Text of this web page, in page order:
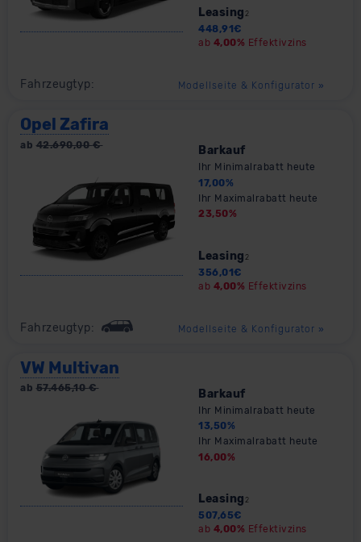
Leasing 2
448,91 €
ab 4,00% Effektivzins
Fahrzeugtyp: Modellseite & Konfigurator »
Opel Zafira
ab 42.690,00€ Barkauf
Ihr Minimalrabatt heute
17,00%
Ihr Maximalrabatt heute
23,50%
Leasing 2
356,01€
ab 4,00% Effektivzins
Fahrzeugtyp: Modellseite & Konfigurator »
VW Multivan
ab 57.465,10€ Barkauf
Ihr Minimalrabatt heute
13,50%
Ihr Maximalrabatt heute
16,00%
Leasing 2
507,65€
ab 4,00% Effektivzins